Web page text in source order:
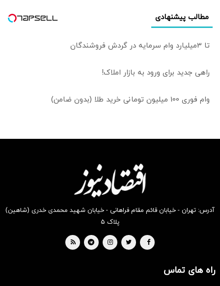
مطالب پیشنهادی
تا 3میلیارد وام سرمایه در گردش فروشندگان
راهی جدید برای ورود به بازار املاک!
وام فوری 100 میلیون تومانی خرید طلا (بدون ضامن)
آدرس: تهران - خیابان قائم مقام فراهانی - خیابان شهید محمدی خدری (شاهین)
پلاک ۵
راه های تماس